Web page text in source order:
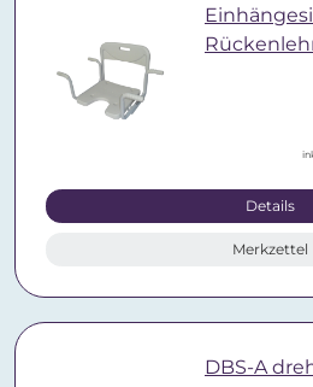
Details
Merkzettel
DBS-A